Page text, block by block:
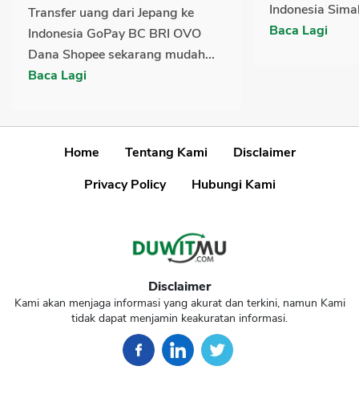
Transfer uang dari Jepang ke
Indonesia GoPay BC BRI OVO
Dana Shopee sekarang mudah...
Baca Lagi
Indonesia
Baca Lagi
Home Tentang Kami
Disclaimer
Privacy Policy
Hubungi Kami
Disclaimer
Kami akan menjaga informasi yang akurat dan terkini, namun Kami
tidak dapat menjamin keakuratan informasi.